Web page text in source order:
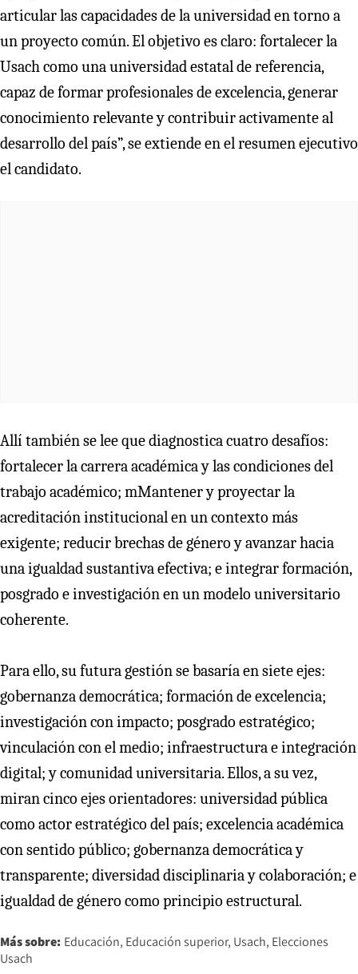
articular las capacidades de la universidad en torno a
un proyecto común. El objetivo es claro: fortalecer la
Usach como una universidad estatal de referencia,
capaz de formar profesionales de excelencia, generar
conocimiento relevante y contribuir activamente al
desarrollo del país”, se extiende en el resumen ejecutivo
el candidato.
Allí también se lee que diagnostica cuatro desafíos:
fortalecer la carrera académica y las condiciones del
trabajo académico; mMantener y proyectar la
acreditación institucional en un contexto más
exigente; reducir brechas de género y avanzar hacia
una igualdad sustantiva efectiva; e integrar formación,
posgrado e investigación en un modelo universitario
coherente.
Para ello, su futura gestión se basaría en siete ejes:
gobernanza democrática; formación de excelencia;
investigación con impacto; posgrado estratégico;
vinculación con el medio; infraestructura e integración
digital; y comunidad universitaria. Ellos, a su vez,
miran cinco ejes orientadores: universidad pública
como actor estratégico del país; excelencia académica
con sentido público; gobernanza democrática y
transparente; diversidad disciplinaria y colaboración; e
igualdad de género como principio estructural.
Más sobre: Educación Educación superior Usach Elecciones
Usach